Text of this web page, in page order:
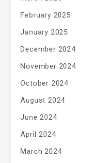
February 2025
January 2025
December 2024
November 2024
October 2024
August 2024
June 2024
April 2024
March 2024